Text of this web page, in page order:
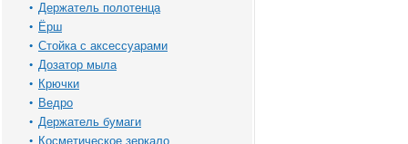
Держатель полотенца
Ёрш
Стойка с аксессуарами
Дозатор мыла
Крючки
Ведро
Держатель бумаги
Косметическое зеркало